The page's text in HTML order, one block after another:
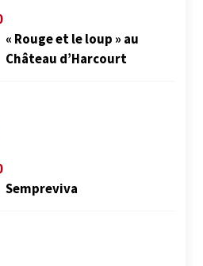
« Rouge et le loup » au
Château d’Harcourt
Sempreviva